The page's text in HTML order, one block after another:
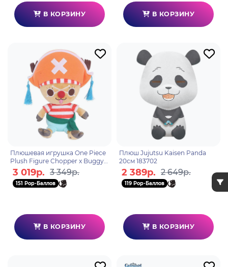
В КОРЗИНУ В КОРЗИНУ
Плюшевая игрушка One Piece
Plush Figure Chopper x Buggy
20см 6931080108321
3 019р. 3 349р.
151 Pop-Баллов
В КОРЗИНУ
Плюш Jujutsu Kaisen Panda
20см 183702
2 389р. 2 649р.
119 Pop-Баллов
В КОРЗИНУ